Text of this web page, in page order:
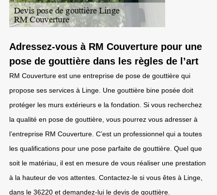
Adressez-vous à RM Couverture pour une
pose de gouttière dans les règles de l’art
RM Couverture est une entreprise de pose de gouttière qui
propose ses services à Linge. Une gouttière bine posée doit
protéger les murs extérieurs e la fondation. Si vous recherchez
la qualité en pose de gouttière, vous pourrez vous adresser à
l’entreprise RM Couverture. C’est un professionnel qui a toutes
les qualifications pour une pose parfaite de gouttière. Quel que
soit le matériau, il est en mesure de vous réaliser une prestation
à la hauteur de vos attentes. Contactez-le si vous êtes à Linge,
dans le 36220 et demandez-lui le devis de gouttière.